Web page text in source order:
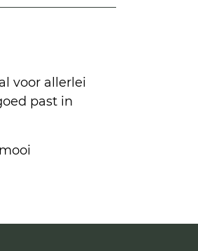
voor allerlei
past in